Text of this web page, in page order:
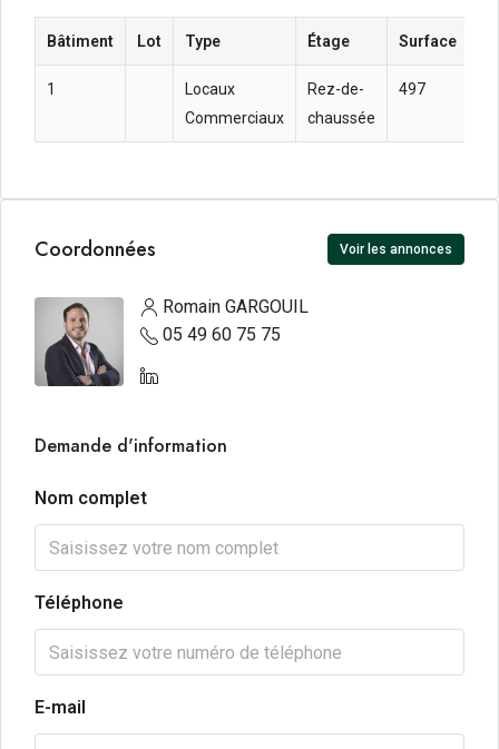
Bâtiment Lot Type Étage Surface
1
Locaux
Commerciaux
Rez-de-
chaussée
497
Coordonnées Voir les annonces
Romain GARGOUIL
05 49 60 75 75
Demande d'information
Nom complet
Téléphone
E-mail